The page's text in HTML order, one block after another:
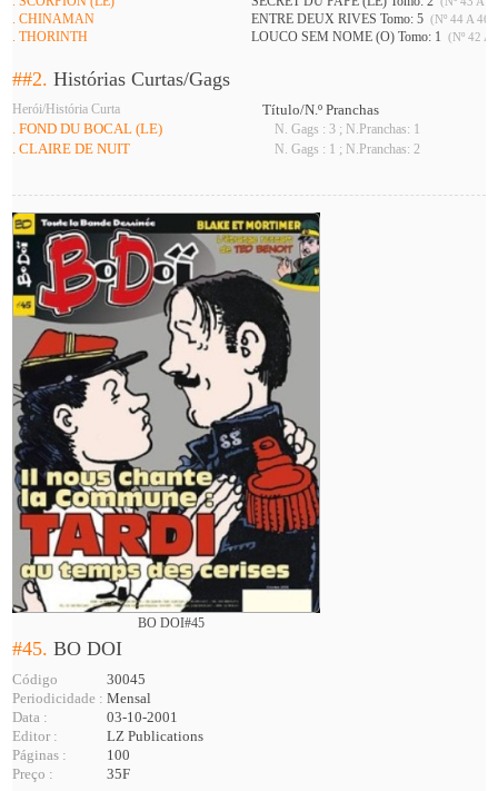
. CHINAMAN ENTRE DEUX RIVES Tomo: 5 (Nº 44 A 46 )
. THORINTH LOUCO SEM NOME (O) Tomo: 1 (Nº 42 A
##2.Histórias Curtas/Gags
Herói/História Curta
Título/N.º Pranchas
. FOND DU BOCAL (LE)
N. Gags : 3 ; N.Pranchas: 1
. CLAIRE DE NUIT N. Gags : 1 ; N.Pranchas: 2
BO DOI#45
#45.BO DOI
Código
30045
Periodicidade : Mensal
Data :
03-10-2001
Editor :
LZ Publications
Páginas :
100
Preço :
35F